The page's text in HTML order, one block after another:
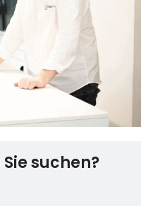
suchen?